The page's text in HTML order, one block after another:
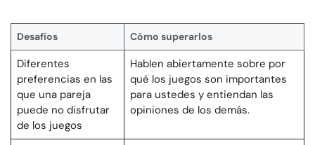
Desafíos Cómo superarlos
Diferentes
preferencias en las
que una pareja
puede no disfrutar
de los juegos
Hablen abiertamente sobre por
qué los juegos son importantes
para ustedes y entiendan las
opiniones de los demás.